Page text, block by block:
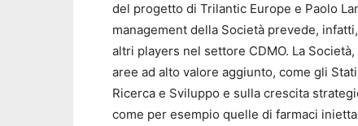
del progetto di Trilantic Europe e Paolo
management della Società prevede,
altri players nel settore CDMO. La
aree ad alto valore aggiunto, come gli
Ricerca e Sviluppo e sulla crescita
come per esempio quelle di farmaci